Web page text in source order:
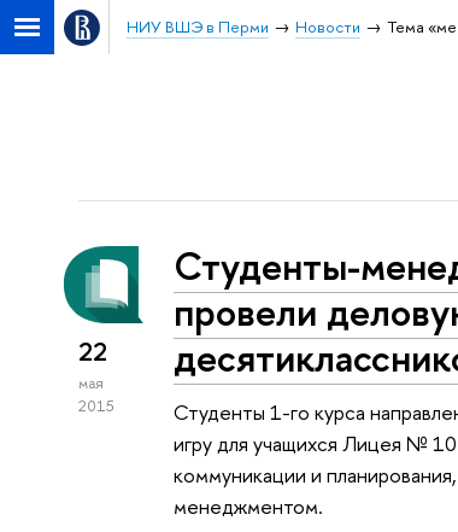
НИУ ВШЭ в Перми Новости Тема
22
мая
2015
Студенты-
провели
Студенты 1-го курса
игру для учащихся Лицея №
коммуникации и
менеджментом.